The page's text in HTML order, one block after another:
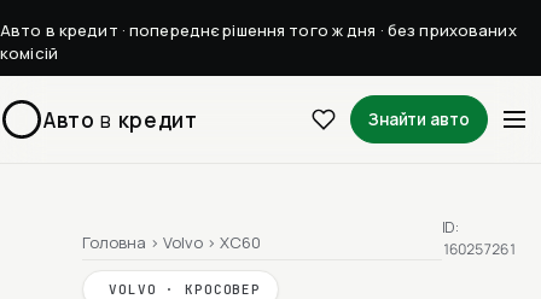
Авто в кредит · попереднє рішення того ж дня · без прихованих
комісій
Авто в кредит Знайти авто
Головна › Volvo › XC60
VOLVO · КРОСОВЕР
ID:
160257261